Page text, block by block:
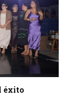
éxito